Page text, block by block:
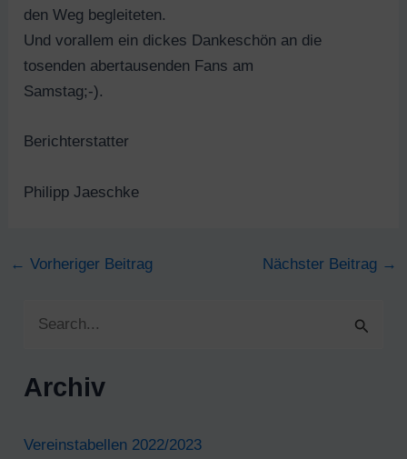
den Weg begleiteten.
Und vorallem ein dickes Dankeschön an die
tosenden abertausenden Fans am
Samstag;-).
Berichterstatter
Philipp Jaeschke
Post
← Vorheriger Beitrag Nächster Beitrag →
c
e
Archiv
Vereinstabellen 2022/2023